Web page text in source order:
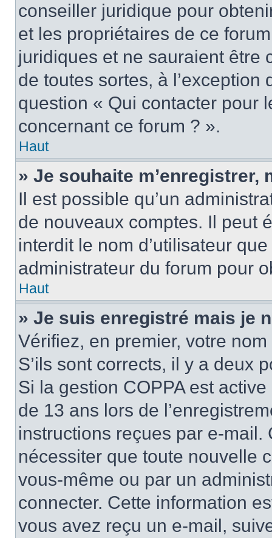
conseiller juridique pour
et les propriétaires de ce
juridiques et ne sauraient être
de toutes sortes, à
question « Qui contacter pour
concernant ce forum ? ».
Haut
» Je souhaite m’enregistrer,
Il est possible qu’un
de nouveaux comptes. Il peut
interdit le nom d’utilisateur
administrateur du forum pour
Haut
» Je suis enregistré mais je
Vérifiez, en premier, votre
S’ils sont corrects, il y a deux
Si la gestion COPPA est
de 13 ans lors de
instructions reçues par e-
nécessiter que toute nouvelle
vous-même ou par un
connecter. Cette information
vous avez reçu un e-mail,